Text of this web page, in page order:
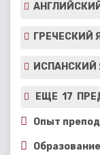
ГРЕЧЕСКИЙ
ИСПАНСКИЙ
ЕЩЕ 17
Опыт
Образование